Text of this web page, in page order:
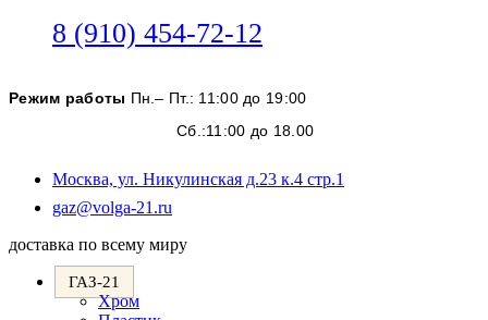
8 (910) 454-72-12
вашем
приложении
Режим работы Пн.– Пт.: 11:00 до 19:00
Сб.:11:00 до 18.00
Москва, ул. Никулинская д.23 к.4 стр.1
gaz@volga-21.ru
вашем
доставка по всему миру
ГАЗ-21
Хром